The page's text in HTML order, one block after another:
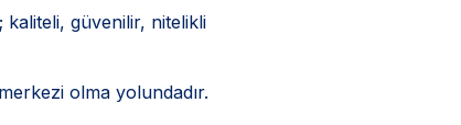
kaliteli, güvenilir, nitelikli
olma yolundadır.